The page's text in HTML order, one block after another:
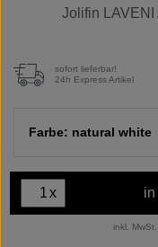
Jolifin LAVENI
sofort lieferbar!
24h Express Artikel
Farbe: natural white
x in
inkl.